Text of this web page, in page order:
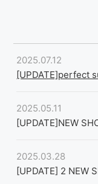
2025.07.12
[UPDATE]perfect
2025.05.11
[UPDATE]NEW
2025.03.28
[UPDATE] 2 NEW